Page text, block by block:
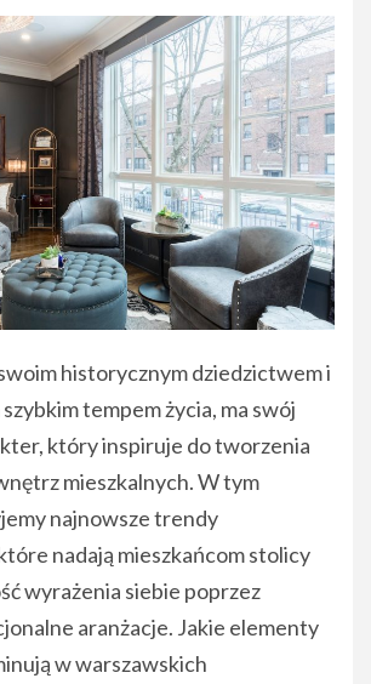
historycznym dziedzictwem i
tempem życia, ma swój
który inspiruje do tworzenia
mieszkalnych. W tym
najnowsze trendy
nadają mieszkańcom stolicy
wyrażenia siebie poprzez
aranżacje. Jakie elementy
w warszawskich